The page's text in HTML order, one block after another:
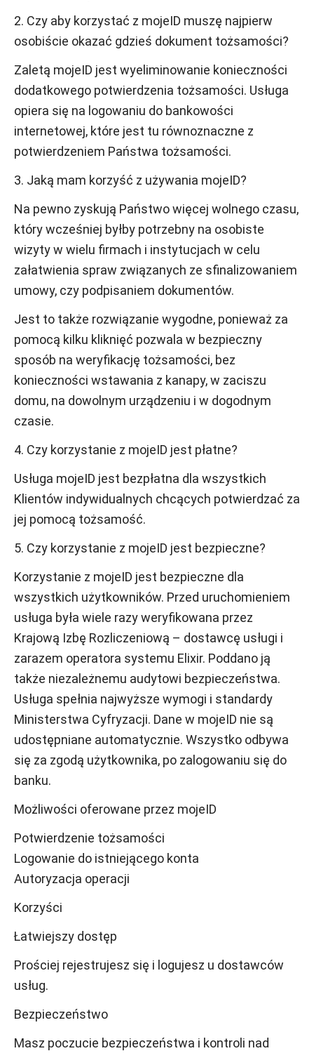
2. Czy aby korzystać z mojeID muszę najpierw
osobiście okazać gdzieś dokument tożsamości?
Zaletą mojeID jest wyeliminowanie konieczności
dodatkowego potwierdzenia tożsamości. Usługa
opiera się na logowaniu do bankowości
internetowej, które jest tu równoznaczne z
potwierdzeniem Państwa tożsamości.
3. Jaką mam korzyść z używania mojeID?
Na pewno zyskują Państwo więcej wolnego czasu,
który wcześniej byłby potrzebny na osobiste
wizyty w wielu firmach i instytucjach w celu
załatwienia spraw związanych ze sfinalizowaniem
umowy, czy podpisaniem dokumentów.
Jest to także rozwiązanie wygodne, ponieważ za
pomocą kilku kliknięć pozwala w bezpieczny
sposób na weryfikację tożsamości, bez
konieczności wstawania z kanapy, w zaciszu
domu, na dowolnym urządzeniu i w dogodnym
czasie.
4. Czy korzystanie z mojeID jest płatne?
Usługa mojeID jest bezpłatna dla wszystkich
Klientów indywidualnych chcących potwierdzać za
jej pomocą tożsamość.
5. Czy korzystanie z mojeID jest bezpieczne?
Korzystanie z mojeID jest bezpieczne dla
wszystkich użytkowników. Przed uruchomieniem
usługa była wiele razy weryfikowana przez
Krajową Izbę Rozliczeniową – dostawcę usługi i
zarazem operatora systemu Elixir. Poddano ją
także niezależnemu audytowi bezpieczeństwa.
Usługa spełnia najwyższe wymogi i standardy
Ministerstwa Cyfryzacji. Dane w mojeID nie są
udostępniane automatycznie. Wszystko odbywa
się za zgodą użytkownika, po zalogowaniu się do
banku.
Możliwości oferowane przez mojeID
Potwierdzenie tożsamości
Logowanie do istniejącego konta
Autoryzacja operacji
Korzyści
Łatwiejszy dostęp
Prościej rejestrujesz się i logujesz u dostawców
usług.
Bezpieczeństwo
Masz poczucie bezpieczeństwa i kontroli nad